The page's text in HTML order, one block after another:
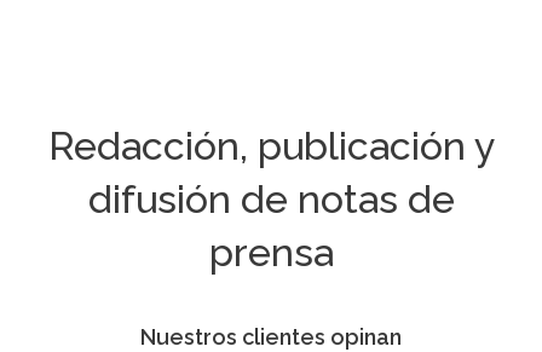
Redacción, publicación y
difusión de notas de
prensa
Nuestros clientes opinan